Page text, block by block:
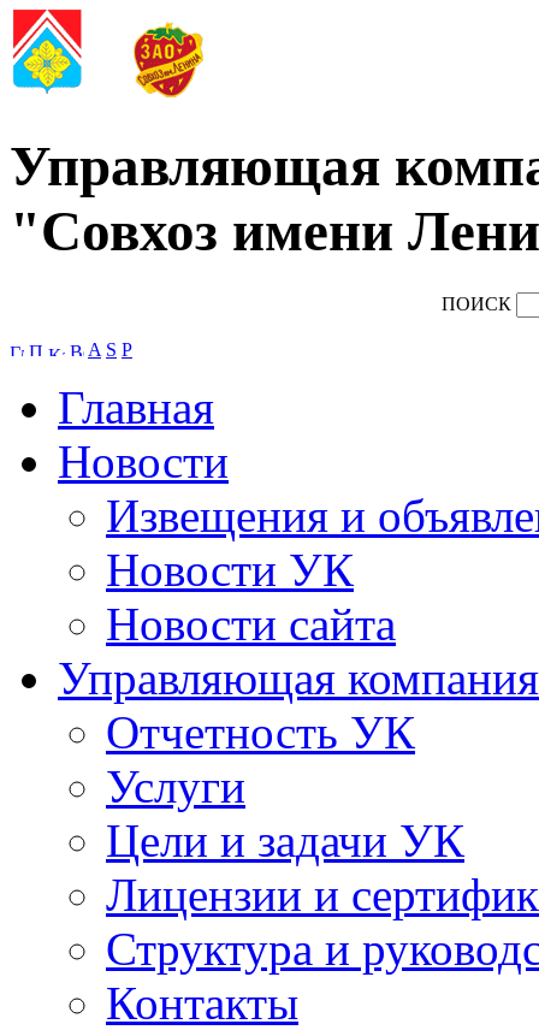
Управляющая
"Совхоз имени
ПОИСК
A S P
Главная
Новости
Извещения и
Новости УК
Новости сайта
Управляющая компания
Отчетность УК
Услуги
Цели и задачи УК
Лицензии и
Структура и
Контакты